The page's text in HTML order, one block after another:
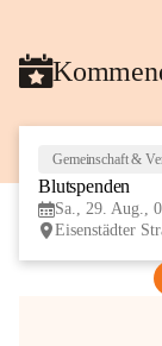
Gemeinschaft &
Blutspenden
Sa., 29. Aug.,